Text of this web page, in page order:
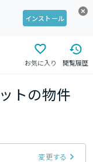
インストール
お気に入り 閲覧履歴
トの物件
変更する